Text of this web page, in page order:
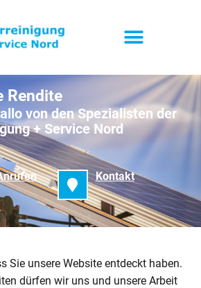
Rendite
von den Spezialisten der
+ Service Nord
Kontakt
Sie unsere Website entdeckt haben.
dürfen wir uns und unsere Arbeit